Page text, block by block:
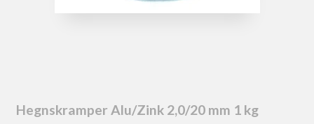
Hegnskramper Alu/Zink 2,0/20 mm 1 kg